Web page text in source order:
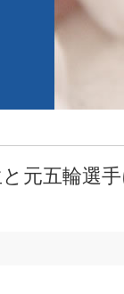
元五輪選